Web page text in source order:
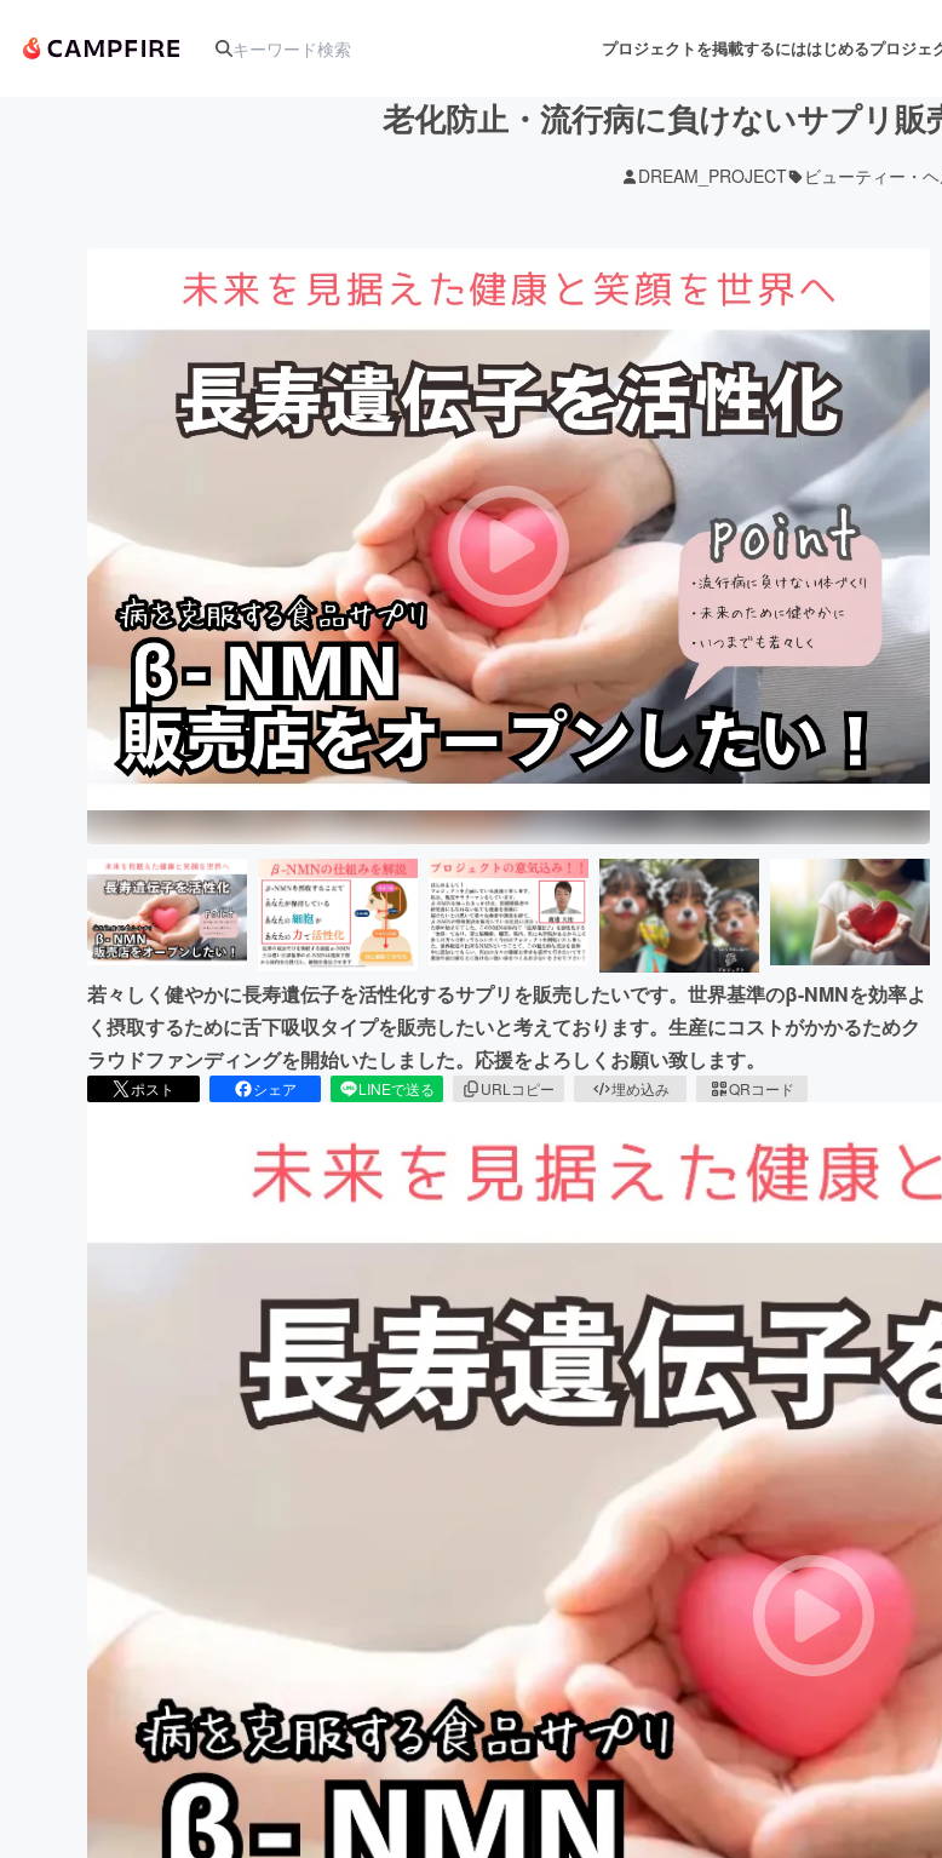
プロジェクトを掲載するにははじめるプロジェ
アート・写真 音楽 舞台
テクノロジー・ガジェット ゲーム・サービス開発
映像・映画 書籍・雑誌出版 アニメ
チャレンジ ビュ
まちづくり・地域活性化
CAMPFIRE for Social Good
CAMPFIRE
CAMPFIREふるさと納税machi-yaコミュ
老化防止・流行病に負けないサプリ販
DREAM_PROJECT ビューティー・
若々しく健やかに長寿遺伝子を活性化するサプリを販売したいです。世界基準のβ-NMNを効率よ
く摂取するために舌下吸収タイプを販売したいと考えております。生産にコストがかかるためク
ラウドファンディングを開始いたしました。応援をよろしくお願い致します。
ポスト シェア LINEで送る URLコピー 埋め込み QRコード